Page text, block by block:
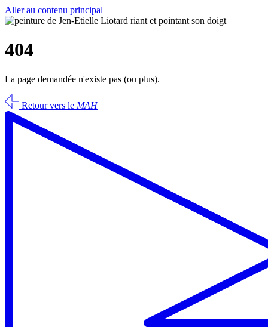
Aller au contenu principal
404
La page demandée n'existe pas (ou plus).
Retour vers le MAH